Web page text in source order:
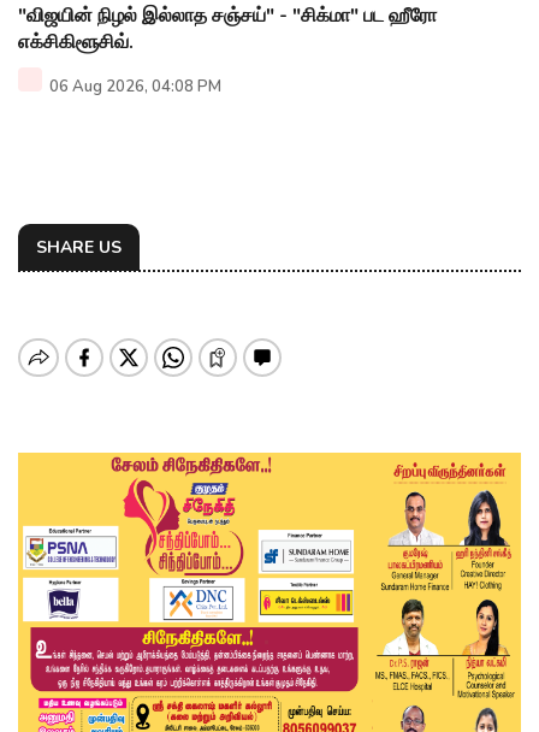
"விஜயின் நிழல் இல்லாத சஞ்சய்" - "சிக்மா" பட ஹீரோ
எக்சிகிளூசிவ்.
06 Aug 2026, 04:08 PM
SHARE US